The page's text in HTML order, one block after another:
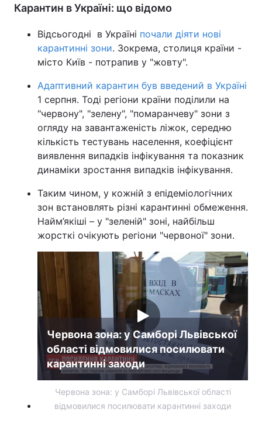
Тема оформлення
Карантин в Україні: що відомо
Відсьогодні в Україні почали діяти нові
карантинні зони. Зокрема, столиця країни -
місто Київ - потрапив у "жовту".
Адаптивний карантин був введений в Україні
1 серпня. Тоді регіони країни поділили на
"червону", "зелену", "помаранчеву" зони з
огляду на завантаженість ліжок, середню
кількість тестувань населення, коефіцієнт
виявлення випадків інфікування та показник
динаміки зростання випадків інфікування.
Таким чином, у кожній з епідеміологічних
зон встановлять різні карантинні обмеження.
Найм’якіші – у "зеленій" зоні, найбільш
жорсткі очікують регіони "червоної" зони.
Червона зона: у Самборі Львівської
області відмовилися посилювати
карантинні заходи
Червона зона: у Самборі Львівської області
відмовилися посилювати карантинні заходи